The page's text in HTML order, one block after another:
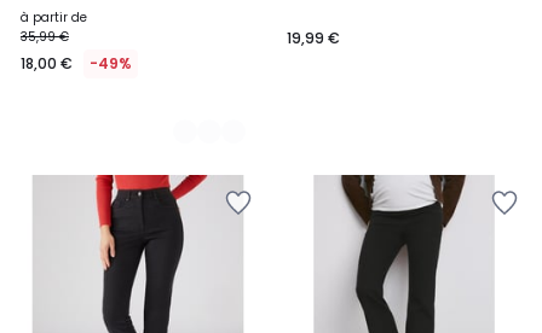
à partir de
35,99 €
18,00 € -49%
19,99 €